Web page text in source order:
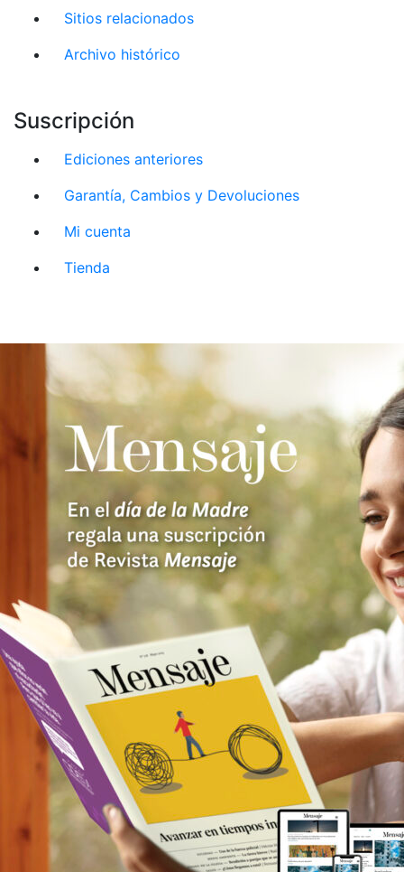
Sitios relacionados
Archivo histórico
Suscripción
Ediciones anteriores
Garantía, Cambios y Devoluciones
Mi cuenta
Tienda